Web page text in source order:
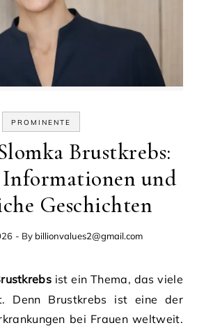
PROMINENTE
Brustkrebs:
und
Geschichten
- By billionvalues2@gmail.com
ist ein Thema, das viele
Denn Brustkrebs ist eine der
bei Frauen weltweit.